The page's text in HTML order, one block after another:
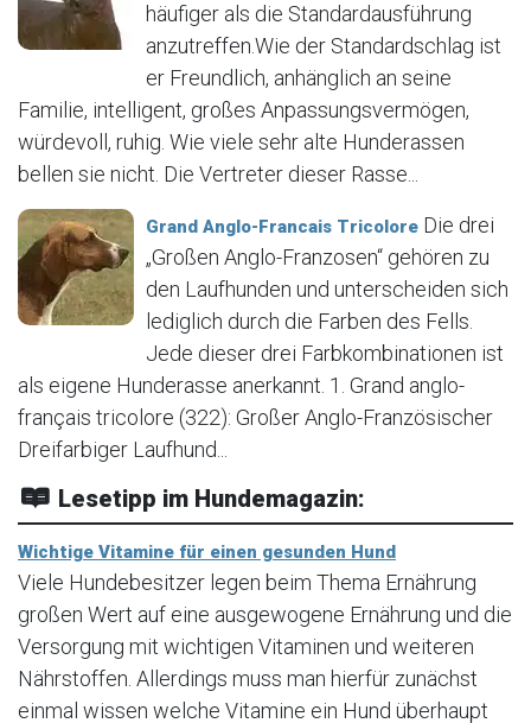
häufiger als die Standardausführung
anzutreffen.Wie der Standardschlag ist
er Freundlich, anhänglich an seine
Familie, intelligent, großes Anpassungsvermögen,
würdevoll, ruhig. Wie viele sehr alte Hunderassen
bellen sie nicht. Die Vertreter dieser Rasse...
Grand Anglo-Francais Tricolore Die drei
„Großen Anglo-Franzosen“ gehören zu
den Laufhunden und unterscheiden sich
lediglich durch die Farben des Fells.
Jede dieser drei Farbkombinationen ist
als eigene Hunderasse anerkannt. 1. Grand anglo-
français tricolore (322): Großer Anglo-Französischer
Dreifarbiger Laufhund...
Lesetipp im Hundemagazin:
Wichtige Vitamine für einen gesunden Hund
Viele Hundebesitzer legen beim Thema Ernährung
großen Wert auf eine ausgewogene Ernährung und die
Versorgung mit wichtigen Vitaminen und weiteren
Nährstoffen. Allerdings muss man hierfür zunächst
einmal wissen welche Vitamine ein Hund überhaupt